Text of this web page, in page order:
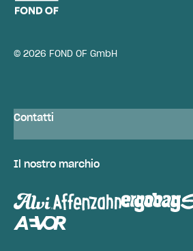
© 2026 FOND OF GmbH
Contatti
Il nostro marchio